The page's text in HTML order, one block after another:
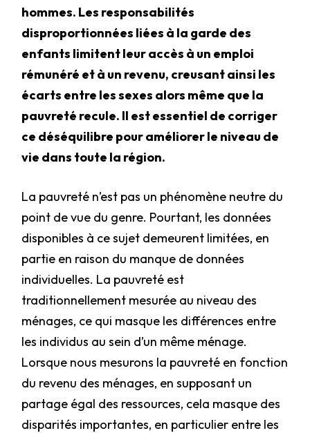
hommes. Les responsabilités
disproportionnées liées à la garde des
enfants limitent leur accès à un emploi
rémunéré et à un revenu, creusant ainsi les
écarts entre les sexes alors même que la
pauvreté recule. Il est essentiel de corriger
ce déséquilibre pour améliorer le niveau de
vie dans toute la région.
La pauvreté n’est pas un phénomène neutre du
point de vue du genre. Pourtant, les données
disponibles à ce sujet demeurent limitées, en
partie en raison du manque de données
individuelles. La pauvreté est
traditionnellement mesurée au niveau des
ménages, ce qui masque les différences entre
les individus au sein d’un même ménage.
Lorsque nous mesurons la pauvreté en fonction
du revenu des ménages, en supposant un
partage égal des ressources, cela masque des
disparités importantes, en particulier entre les